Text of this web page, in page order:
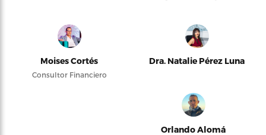
Moises Cortés
Consultor Financiero
Dra. Natalie Pérez Luna
Orlando Alomá